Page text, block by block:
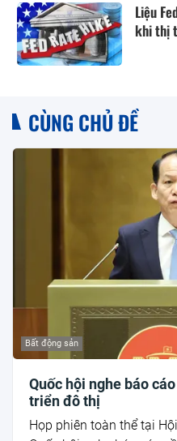
Liệu
khi thị
CÙNG CHỦ ĐỀ
Bất động sản
Quốc hội nghe báo
triển đô thị
Họp phiên toàn thể tại